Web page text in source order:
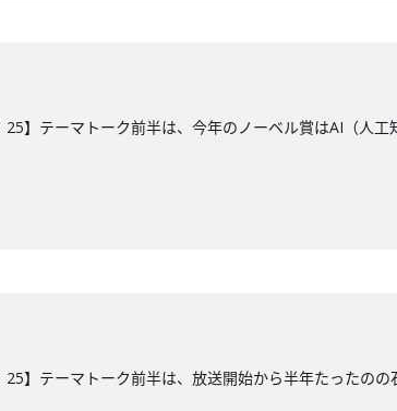
】テーマトーク前半は、今年のノーベル賞はAI（人
】テーマトーク前半は、放送開始から半年たったの